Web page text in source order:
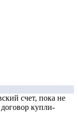
счет, пока не
купли-